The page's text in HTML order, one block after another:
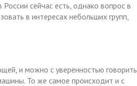
сейчас есть, однако вопрос в
в интересах небольших групп,
и можно с уверенностью говорить
То же самое происходит и с